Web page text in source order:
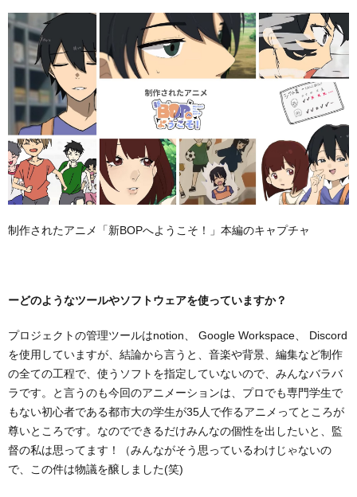
制作されたアニメ「新BOPへようこそ！」本編のキャプチャ
ーどのようなツールやソフトウェアを使っていますか？
プロジェクトの管理ツールはnotion、 Google Workspace、 Discord
を使用していますが、結論から言うと、音楽や背景、編集など制作
の全ての工程で、使うソフトを指定していないので、みんなバラバ
ラです。と言うのも今回のアニメーションは、プロでも専門学生で
もない初心者である都市大の学生が35人で作るアニメってところが
尊いところです。なのでできるだけみんなの個性を出したいと、監
督の私は思ってます！（みんながそう思っているわけじゃないの
で、この件は物議を醸しました(笑)